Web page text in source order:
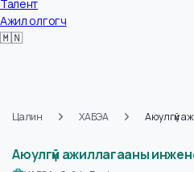
Ур чадвар
Талент
Ажил олгогч